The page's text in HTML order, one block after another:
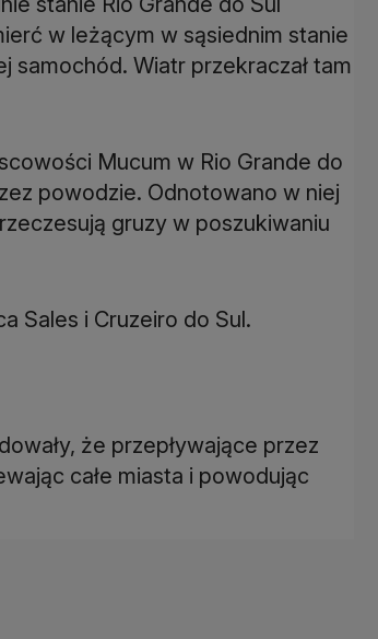
w leżącym w sąsiednim stanie
samochód. Wiatr przekraczał tam
Mucum w Rio Grande do
powodzie. Odnotowano w niej
gruzy w poszukiwaniu
że przepływające przez
całe miasta i powodując